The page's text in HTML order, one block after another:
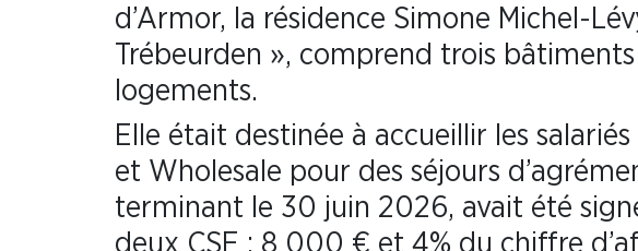
d’Armor, la résidence Simone Michel-
Trébeurden », comprend trois
logements.
Elle était destinée à accueillir les
et Wholesale pour des séjours
terminant le 30 juin 2026, avait été
deux CSE : 8 000 € et 4% du chiffre